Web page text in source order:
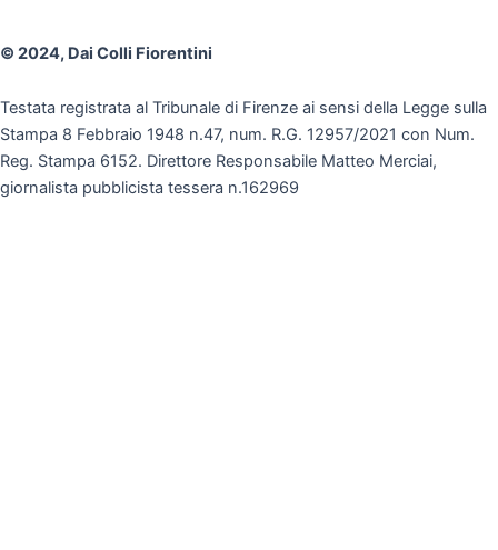
© 2024, Dai Colli Fiorentini
Testata registrata al Tribunale di Firenze ai sensi della Legge sulla
Stampa 8 Febbraio 1948 n.47, num. R.G. 12957/2021 con Num.
Reg. Stampa 6152. Direttore Responsabile Matteo Merciai,
giornalista pubblicista tessera n.162969